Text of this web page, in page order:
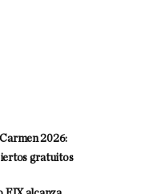
2026:
gratuitos